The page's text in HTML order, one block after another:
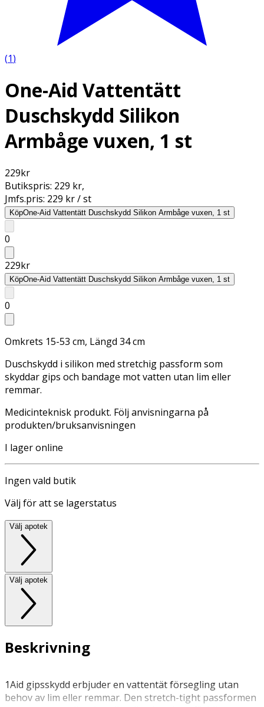
(1)
One-Aid Vattentätt
Duschskydd Silikon
Armbåge vuxen, 1 st
229kr
Butikspris: 229 kr,
Jmfs.pris: 229 kr / st
KöpOne-Aid Vattentätt Duschskydd Silikon Armbåge vuxen, 1 st
0
229kr
KöpOne-Aid Vattentätt Duschskydd Silikon Armbåge vuxen, 1 st
0
Omkrets 15-53 cm, Längd 34 cm
Duschskydd i silikon med stretchig passform som
skyddar gips och bandage mot vatten utan lim eller
remmar.
Medicinteknisk produkt. Följ anvisningarna på
produkten/bruksanvisningen
I lager online
Ingen vald butik
Välj för att se lagerstatus
Välj apotek
Välj apotek
Beskrivning
1Aid gipsskydd erbjuder en vattentät försegling utan
behov av lim eller remmar. Den stretch-tight passformen